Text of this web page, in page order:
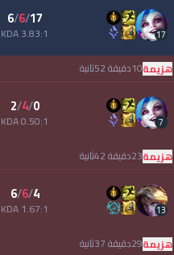
17
17
/
6
/
6
3.83:1 KDA
هزيمة10دقيقة 52ثانية
7
0
/
4
/
2
0.50:1 KDA
هزيمة23دقيقة 42ثانية
13
4
/
6
/
6
1.67:1 KDA
هزيمة29دقيقة 37ثانية